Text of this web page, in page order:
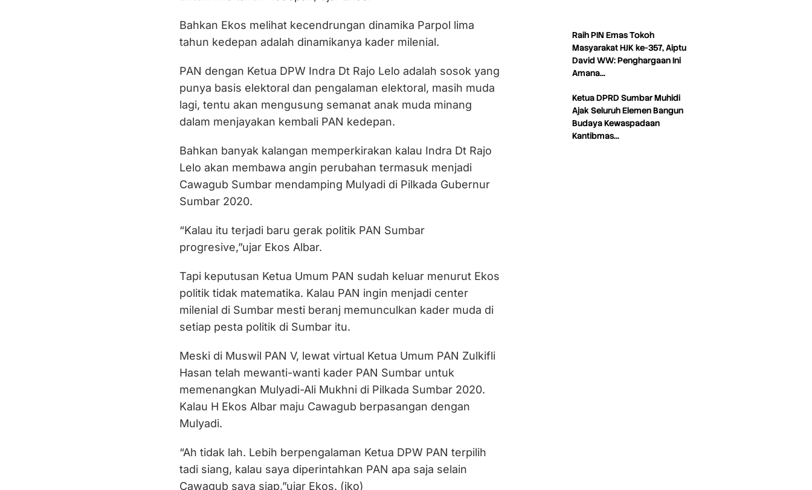
Bahkan Ekos melihat kecendrungan dinamika Parpol lima
tahun kedepan adalah dinamikanya kader milenial.
PAN dengan Ketua DPW Indra Dt Rajo Lelo adalah sosok yang
punya basis elektoral dan pengalaman elektoral, masih muda
lagi, tentu akan mengusung semanat anak muda minang
dalam menjayakan kembali PAN kedepan.
Bahkan banyak kalangan memperkirakan kalau Indra Dt Rajo
Lelo akan membawa angin perubahan termasuk menjadi
Cawagub Sumbar mendamping Mulyadi di Pilkada Gubernur
Sumbar 2020.
“Kalau itu terjadi baru gerak politik PAN Sumbar
progresive,”ujar Ekos Albar.
Tapi keputusan Ketua Umum PAN sudah keluar menurut Ekos
politik tidak matematika. Kalau PAN ingin menjadi center
milenial di Sumbar mesti beranj memunculkan kader muda di
setiap pesta politik di Sumbar itu.
Meski di Muswil PAN V, lewat virtual Ketua Umum PAN Zulkifli
Hasan telah mewanti-wanti kader PAN Sumbar untuk
memenangkan Mulyadi-Ali Mukhni di Pilkada Sumbar 2020.
Kalau H Ekos Albar maju Cawagub berpasangan dengan
Mulyadi.
“Ah tidak lah. Lebih berpengalaman Ketua DPW PAN terpilih
tadi siang, kalau saya diperintahkan PAN apa saja selain
Cawagub saya siap,”ujar Ekos. (iko)
Raih PIN Emas Tokoh
Masyarakat HJK ke-357, Aiptu
David WW: Penghargaan Ini
Amana…
Ketua DPRD Sumbar Muhidi
Ajak Seluruh Elemen Bangun
Budaya Kewaspadaan
Kantibmas…